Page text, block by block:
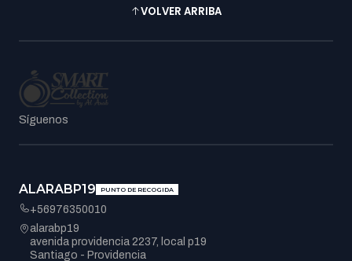
VOLVER ARRIBA
Síguenos
ALARABP19 PUNTO DE RECOGIDA
+56976350010
alarabp19
avenida providencia 2237, local p19
Santiago - Providencia